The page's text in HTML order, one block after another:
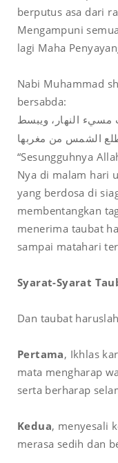
berputus asa dari
Mengampuni
lagi Maha
Nabi Muhammad
bersabda:
مسيء النهار، ويبسط
الشمس من مغربها
“Sesungguhnya
Nya di malam hari
yang berdosa di
membentangkan
menerima taubat
sampai matahari
Syarat-Syarat
Dan taubat
Pertama, Ikhlas
mata mengharap
serta berharap
Kedua, menyesali
merasa sedih dan